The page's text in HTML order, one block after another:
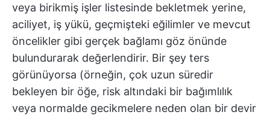
veya birikmiş işler listesinde bekletmek yerine,
aciliyet, iş yükü, geçmişteki eğilimler ve mevcut
öncelikler gibi gerçek bağlamı göz önünde
bulundurarak değerlendirir. Bir şey ters
görünüyorsa (örneğin, çok uzun süredir
bekleyen bir öğe, risk altındaki bir bağımlılık
veya normalde gecikmelere neden olan bir devir